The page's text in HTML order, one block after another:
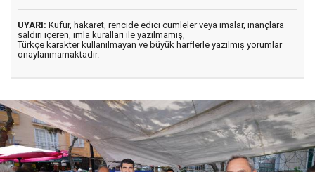
UYARI: Küfür, hakaret, rencide edici cümleler veya imalar, inançlara
saldırı içeren, imla kuralları ile yazılmamış,
Türkçe karakter kullanılmayan ve büyük harflerle yazılmış yorumlar
onaylanmamaktadır.